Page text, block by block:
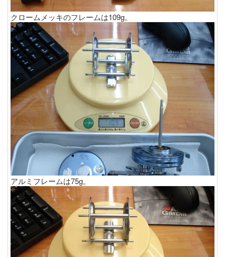
クロームメッキのフレームは109g。
アルミフレームは75g。